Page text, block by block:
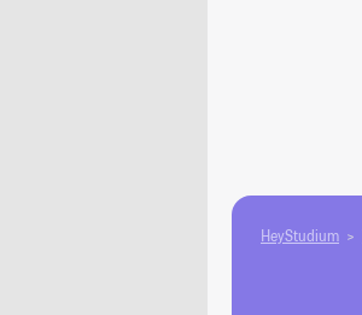
HeyStudium